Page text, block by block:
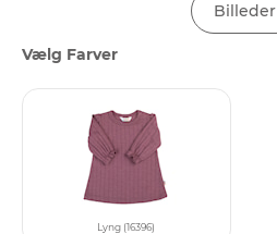
Billeder
Vælg Farver
Lyng (16396)